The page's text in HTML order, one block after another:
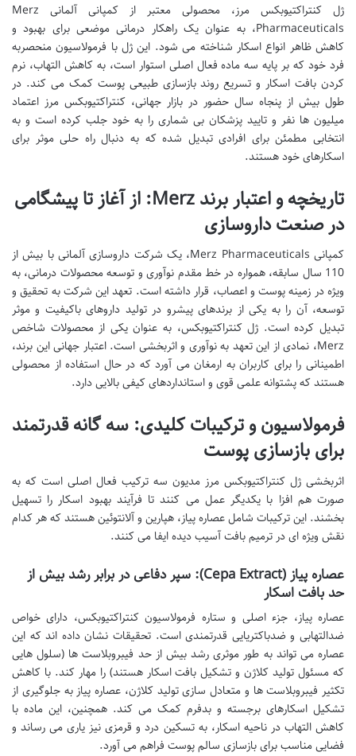
ژل کنتراکتیوبکس مرز، محصولی معتبر از کمپانی آلمانی Merz
Pharmaceuticals، به عنوان یک راهکار درمانی موضعی برای بهبود و
کاهش ظاهر انواع اسکار شناخته می شود. این ژل با فرمولاسیون منحصربه
فرد خود که بر پایه سه ماده فعال اصلی استوار است، به کاهش التهاب، نرم
کردن بافت اسکار و تسریع روند بازسازی طبیعی پوست کمک می کند. در
طول بیش از پنجاه سال حضور در بازار جهانی، کنتراکتیوبکس مرز اعتماد
میلیون ها نفر و تایید پزشکان بی شماری را به خود جلب کرده است و به
انتخابی مطمئن برای افرادی تبدیل شده که به دنبال راه حلی موثر برای
اسکارهای خود هستند.
تاریخچه و اعتبار برند Merz: از آغاز تا پیشگامی
در صنعت داروسازی
کمپانی Merz Pharmaceuticals، یک شرکت داروسازی آلمانی با بیش از
110 سال سابقه، همواره در خط مقدم نوآوری و توسعه محصولات درمانی، به
ویژه در زمینه پوست و اعصاب، قرار داشته است. تعهد این شرکت به تحقیق و
توسعه، آن را به یکی از برندهای پیشرو در تولید داروهای باکیفیت و موثر
تبدیل کرده است. ژل کنتراکتیوبکس، به عنوان یکی از محصولات شاخص
Merz، نمادی از این تعهد به نوآوری و اثربخشی است. اعتبار جهانی این برند،
اطمینانی را برای کاربران به ارمغان می آورد که در حال استفاده از محصولی
هستند که پشتوانه علمی قوی و استانداردهای کیفی بالایی دارد.
فرمولاسیون و ترکیبات کلیدی: سه گانه قدرتمند
برای بازسازی پوست
اثربخشی ژل کنتراکتیوبکس مرز مدیون سه ترکیب فعال اصلی است که به
صورت هم افزا با یکدیگر عمل می کنند تا فرآیند بهبود اسکار را تسهیل
بخشند. این ترکیبات شامل عصاره پیاز، هپارین و آلانتوئین هستند که هر کدام
نقش ویژه ای در ترمیم بافت آسیب دیده ایفا می کنند.
عصاره پیاز (Cepa Extract): سپر دفاعی در برابر رشد بیش از
حد بافت اسکار
عصاره پیاز، جزء اصلی و ستاره فرمولاسیون کنتراکتیوبکس، دارای خواص
ضدالتهابی و ضدباکتریایی قدرتمندی است. تحقیقات نشان داده اند که این
عصاره می تواند به طور موثری رشد بیش از حد فیبروبلاست ها (سلول هایی
که مسئول تولید کلاژن و تشکیل بافت اسکار هستند) را مهار کند. با کاهش
تکثیر فیبروبلاست ها و متعادل سازی تولید کلاژن، عصاره پیاز به جلوگیری از
تشکیل اسکارهای برجسته و بدفرم کمک می کند. همچنین، این ماده با
کاهش التهاب در ناحیه اسکار، به تسکین درد و قرمزی نیز یاری می رساند و
فضایی مناسب برای بازسازی سالم پوست فراهم می آورد.